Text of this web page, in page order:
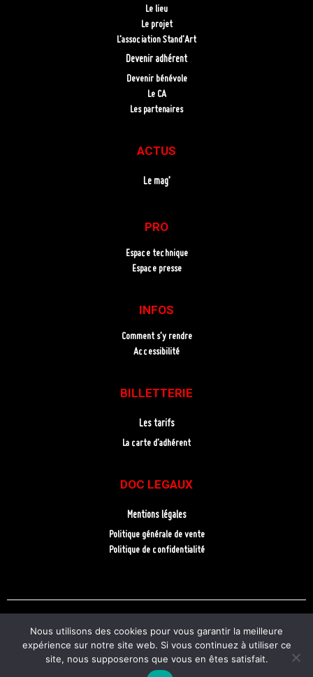
Le lieu
Le projet
L’association Stand’Art
Devenir adhérent
Devenir bénévole
Le CA
Les partenaires
ACTUS
Le mag’
PRO
Espace technique
Espace presse
INFOS
Comment s’y rendre
Accessibilité
BILLETTERIE
Les tarifs
La carte d’adhérent
DOC LEGAUX
Mentions légales
Politique générale de vente
Politique de confidentialité
Nous utilisons des cookies pour vous garantir la meilleure
expérience sur notre site web. Si vous continuez à utiliser ce
site, nous supposerons que vous en êtes satisfait.